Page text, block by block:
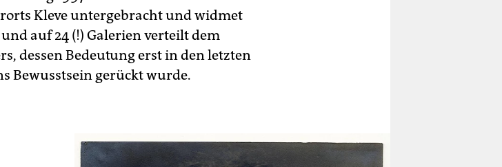
Kleve untergebracht und widmet
auf 24 (!) Galerien verteilt dem
dessen Bedeutung erst in den letzten
Bewusstsein gerückt wurde.